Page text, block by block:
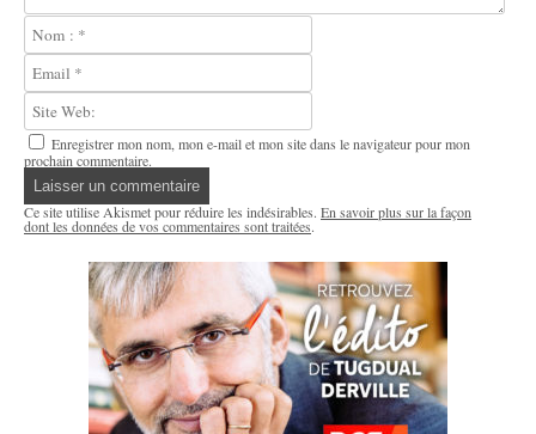
Enregistrer mon nom, mon e-mail et mon site dans le navigateur pour mon
prochain commentaire.
Ce site utilise Akismet pour réduire les indésirables. En savoir plus sur la façon
dont les données de vos commentaires sont traitées.